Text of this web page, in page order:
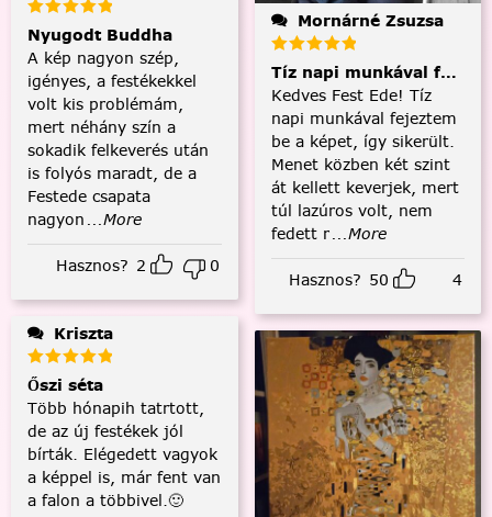
Nyugodt Buddha
A kép nagyon szép,
igényes, a festékekkel
volt kis problémám,
mert néhány szín a
sokadik felkeverés után
is folyós maradt, de a
Festede csapata
nagyon ...More
Hasznos? 2 0
Kriszta
Őszi séta
Több hónapih tatrtott,
de az új festékek jól
bírták. Elégedett vagyok
a képpel is, már fent van
a falon a többivel.🙂
Mornárné Zsuzsa
Tíz napi munkával
Kedves Fest Ede! Tíz
napi munkával fejeztem
be a képet, így sikerült.
Menet közben két szint
át kellett keverjek, mert
túl lazúros volt, nem
fedett r...More
Hasznos? 50 4